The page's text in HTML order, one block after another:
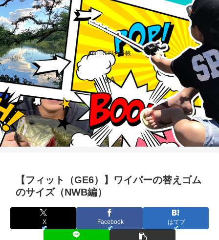
ANERONの手帳
&A
【フィット（GE6）】ワイパーの替えゴム
のサイズ（NWB編）
X Facebook はてブ